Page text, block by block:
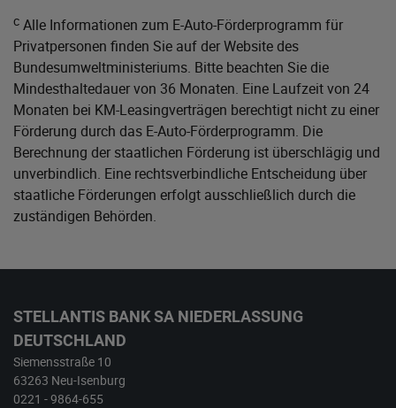
c Alle Informationen zum E-Auto-Förderprogramm für
Privatpersonen finden Sie auf der Website des
Bundesumweltministeriums. Bitte beachten Sie die
Mindesthaltedauer von 36 Monaten. Eine Laufzeit von 24
Monaten bei KM-Leasingverträgen berechtigt nicht zu einer
Förderung durch das E-Auto-Förderprogramm. Die
Berechnung der staatlichen Förderung ist überschlägig und
unverbindlich. Eine rechtsverbindliche Entscheidung über
staatliche Förderungen erfolgt ausschließlich durch die
zuständigen Behörden.
STELLANTIS BANK SA NIEDERLASSUNG
DEUTSCHLAND
Siemensstraße 10
63263 Neu-Isenburg
0221 - 9864-655